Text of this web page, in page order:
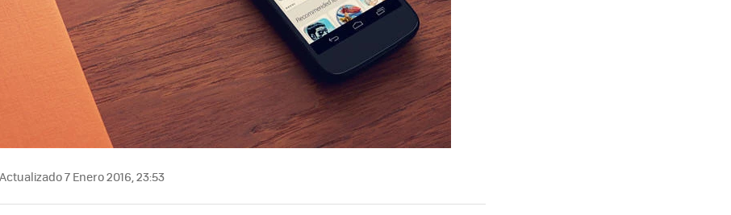
Actualizado 7 Enero 2016, 23:53